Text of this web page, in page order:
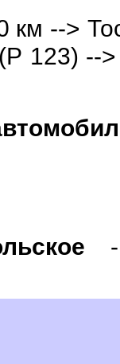
км -->
123) --